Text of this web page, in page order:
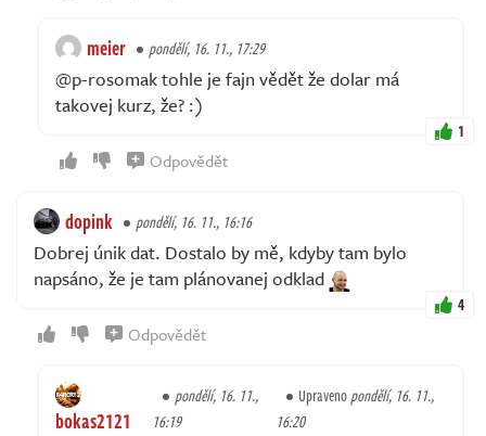
meier pondělí, 16. 11., 17:29
@p-rosomak tohle je fajn vědět že dolar má
takovej kurz, že? :)
1
Odpovědět
dopink pondělí, 16. 11., 16:16
Dobrej únik dat. Dostalo by mě, kdyby tam bylo
napsáno, že je tam plánovanej odklad
4
Odpovědět
bokas2121
pondělí, 16. 11.,
16:19
Upravenopondělí, 16. 11.,
16:20